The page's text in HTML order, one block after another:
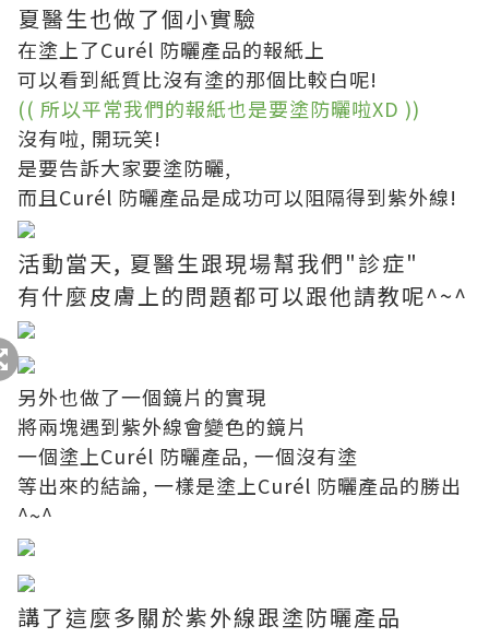
夏醫生也做了個小實驗
在塗上了Curél 防曬產品的報紙上
可以看到紙質比沒有塗的那個比較白呢!
(( 所以平常我們的報紙也是要塗防曬啦XD ))
沒有啦, 開玩笑!
是要告訴大家要塗防曬,
而且Curél 防曬產品是成功可以阻隔得到紫外線!
活動當天, 夏醫生跟現場幫我們"診症"
有什麼皮膚上的問題都可以跟他請教呢^~^
另外也做了一個鏡片的實現
將兩塊遇到紫外線會變色的鏡片
一個塗上Curél 防曬產品, 一個沒有塗
等出來的結論, 一樣是塗上Curél 防曬產品的勝出
^~^
講了這麼多關於紫外線跟塗防曬產品